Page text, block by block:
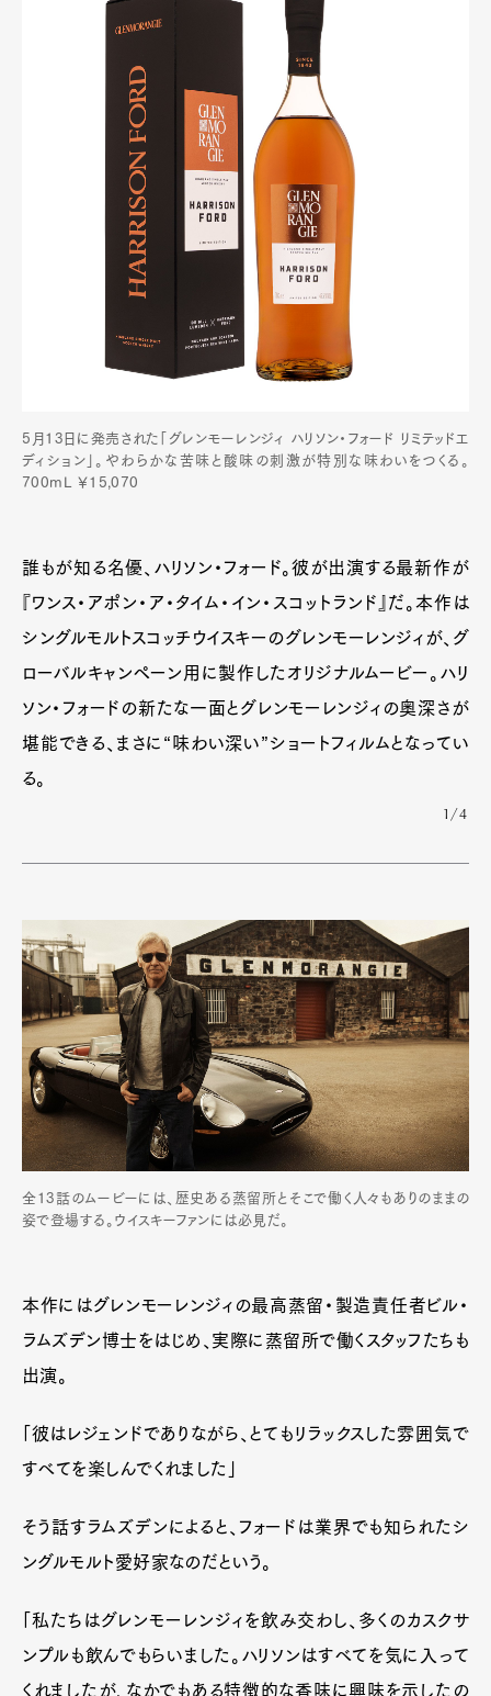
5月13日に発売された「グレンモーレンジィ ハリソン・フォード リミテッドエ
ディション」。やわらかな苦味と酸味の刺激が特別な味わいをつくる。
700mL ￥15,070
誰もが知る名優、ハリソン・フォード。彼が出演する最新作が
『ワンス・アポン・ア・タイム・イン・スコットランド』だ。本作は
シングルモルトスコッチウイスキーのグレンモーレンジィが、グ
ローバルキャンペーン用に製作したオリジナルムービー。ハリ
ソン・フォードの新たな一面とグレンモーレンジィの奥深さが
堪能できる、まさに“味わい深い”ショートフィルムとなってい
る。
1/4
全13話のムービーには、歴史ある蒸留所とそこで働く人々もありのままの
姿で登場する。ウイスキーファンには必見だ。
本作にはグレンモーレンジィの最高蒸留・製造責任者ビル・
ラムズデン博士をはじめ、実際に蒸留所で働くスタッフたちも
出演。
「彼はレジェンドでありながら、とてもリラックスした雰囲気で
すべてを楽しんでくれました」
そう話すラムズデンによると、フォードは業界でも知られたシ
ングルモルト愛好家なのだという。
「私たちはグレンモーレンジィを飲み交わし、多くのカスクサ
ンプルも飲んでもらいました。ハリソンはすべてを気に入って
くれましたが、なかでもある特徴的な香味に興味を示したの